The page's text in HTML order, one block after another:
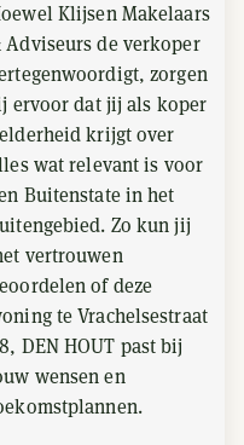
Klijsen Makelaars
Adviseurs de verkoper
zorgen
ervoor dat jij als koper
krijgt over
wat relevant is voor
Buitenstate in het
Zo kun jij
vertrouwen
of deze
te Vrachelsestraat
DEN HOUT past bij
wensen en